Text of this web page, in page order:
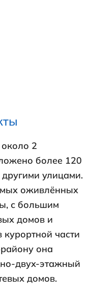
2
более 120
другими улицами.
оживлённых
с большим
домов и
курортной части
она
двух-этажный
домов.